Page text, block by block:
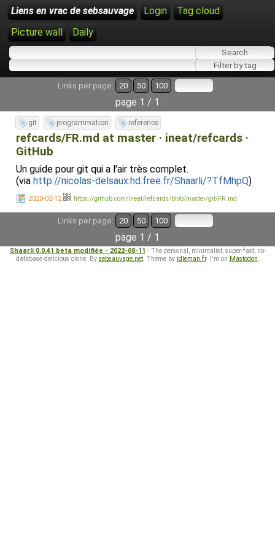
Liens en vrac de sebsauvage Login
Tag cloud
Picture wall
Daily
Links per page: 20 50 100
page 1 / 1
git programmation reference
refcards/FR.md at master · ineat/refcards ·
GitHub
Un guide pour git qui a l'air très complet.
(via http://nicolas-delsaux.hd.free.fr/Shaarli/?TfMhpQ)
2020-02-12 https://github.com/ineat/refcards/blob/master/git/FR.md
Links per page: 20 50 100
page 1 / 1
Shaarli 0.0.41 beta modifiée - 2022-08-11 - The personal, minimalist, super-fast, no-
database delicious clone. By sebsauvage.net. Theme by idleman.fr. I'm on Mastodon.